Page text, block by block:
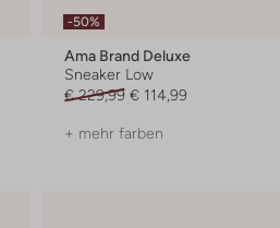
-50%
Ama Brand Deluxe
Sneaker Low
€ 229,99 € 114,99
+ mehr farben